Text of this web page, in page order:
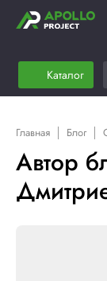
Каталог
Главная Блог
Автор